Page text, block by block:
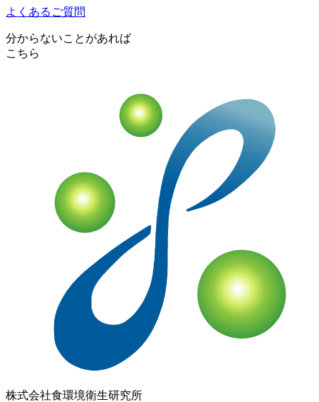
よくあるご質問
分からないことがあれば
こちら
株式会社食環境衛生研究所